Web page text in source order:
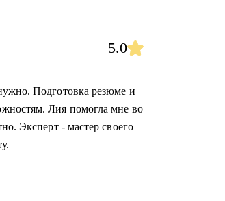
5.0
Подготовка резюме и
Лия помогла мне во
Эксперт - мастер своего